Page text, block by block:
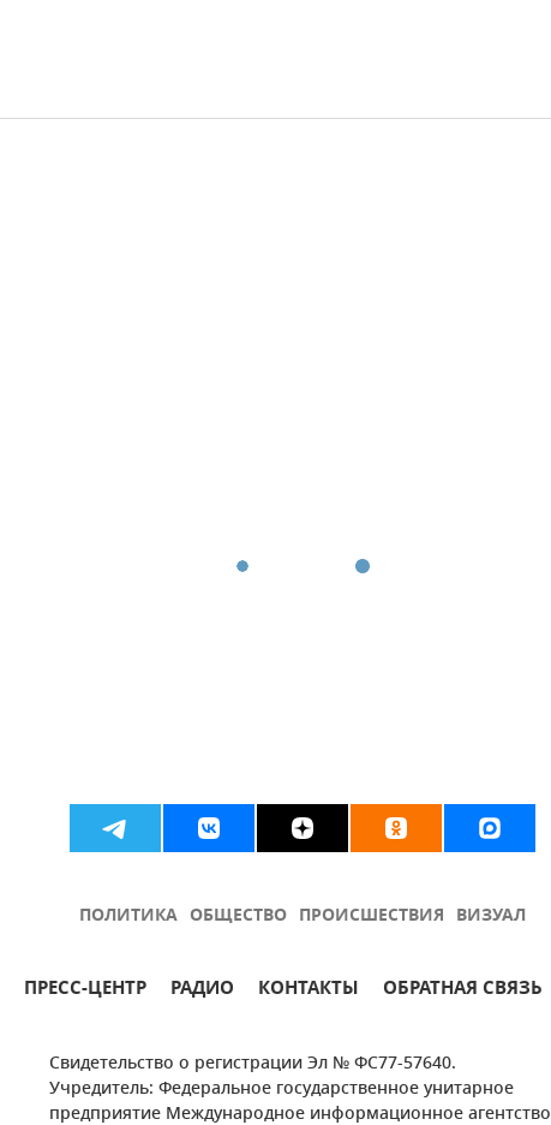
ПОЛИТИКА ОБЩЕСТВО ПРОИСШЕСТВИЯ ВИЗУАЛ
ПРЕСС-ЦЕНТР РАДИО КОНТАКТЫ ОБРАТНАЯ СВЯЗЬ
Свидетельство о регистрации Эл № ФС77-57640.
Учредитель: Федеральное государственное унитарное
предприятие Международное информационное агентство